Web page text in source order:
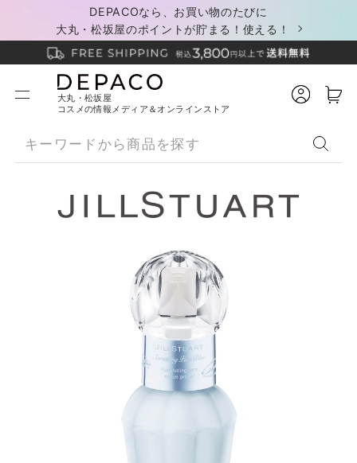
DEPACOなら、お買い物のたびに
大丸・松坂屋のポイントが貯まる！使える！
大丸・松坂屋
コスメの情報メディア＆オンラインストア